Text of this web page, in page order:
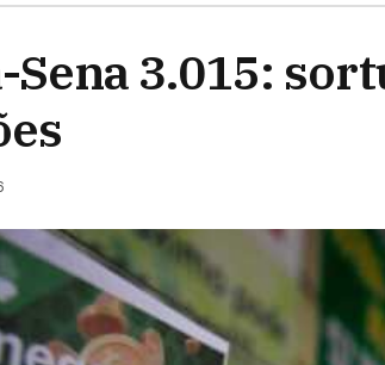
Sena 3.015: